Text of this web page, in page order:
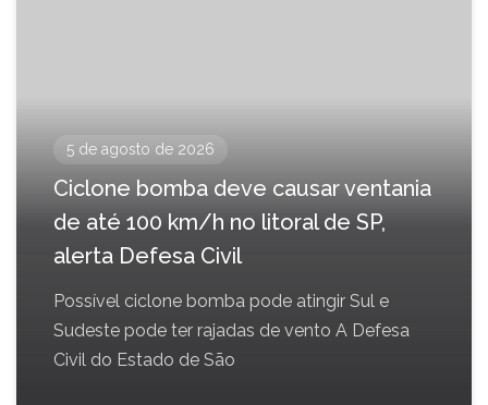
5 de agosto de 2026
Ciclone bomba deve causar ventania
de até 100 km/h no litoral de SP,
alerta Defesa Civil
Possível ciclone bomba pode atingir Sul e
Sudeste pode ter rajadas de vento A Defesa
Civil do Estado de São